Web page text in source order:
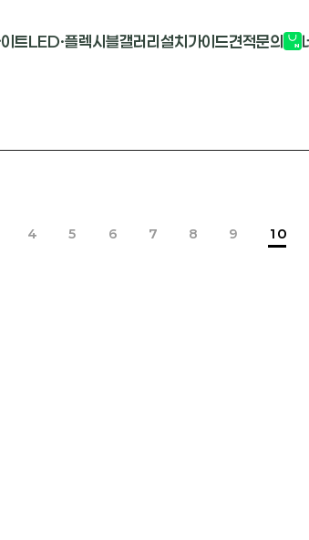
트LED·플렉시블
바리솔PCB
갤러리설치가이드견적문의
4 5 6 7 8 9 10